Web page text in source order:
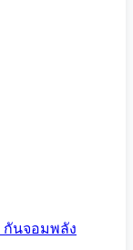
กันจอมพลัง